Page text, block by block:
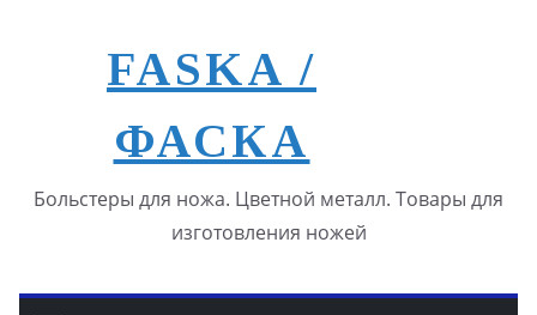
содержимомуFASKA /
ФАСКА
Больстеры для ножа. Цветной металл. Товары для
изготовления ножей